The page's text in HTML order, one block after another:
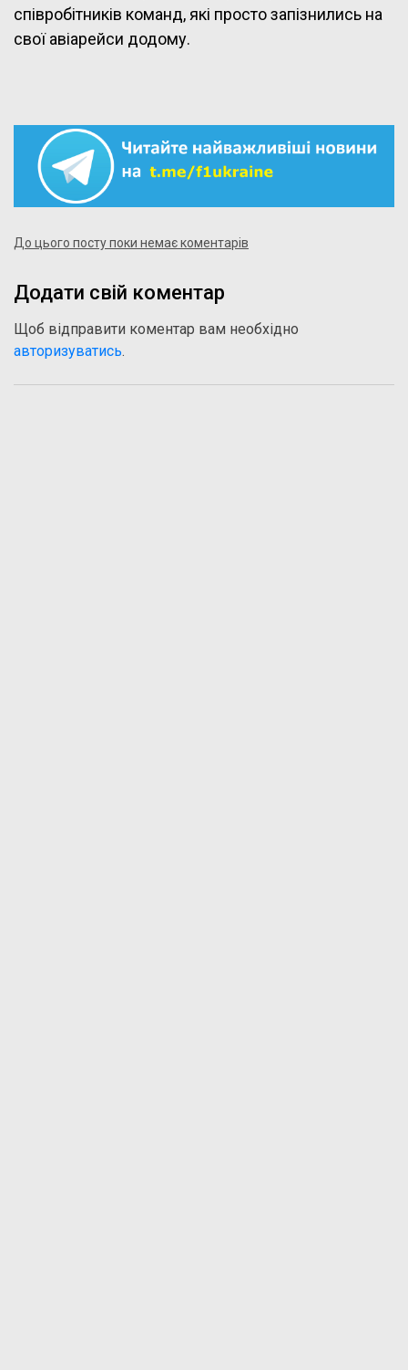
співробітників команд, які просто запізнились на
свої авіарейси додому.
До цього посту поки немає коментарів
Додати свій коментар
Щоб відправити коментар вам необхідно
авторизуватись.